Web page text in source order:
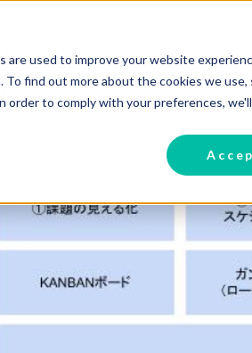
used to improve your website
find out more about the cookies we use,
to comply with your preferences,